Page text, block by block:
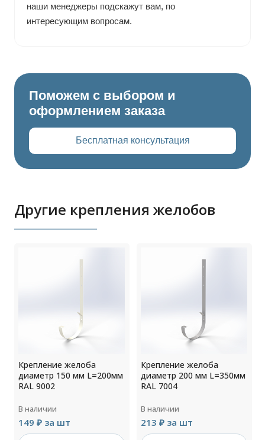
наши менеджеры подскажут вам, по
интересующим вопросам.
Поможем с выбором и
оформлением заказа
Бесплатная консультация
Другие крепления желобов
Крепление желоба
диаметр 150 мм L=200мм
RAL 9002
В наличии
149 ₽ за шт
Крепление желоба
диаметр 200 мм L=350мм
RAL 7004
В наличии
213 ₽ за шт